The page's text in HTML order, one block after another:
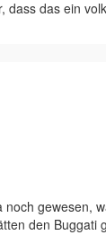
dass das ein
noch gewesen,
den Buggati